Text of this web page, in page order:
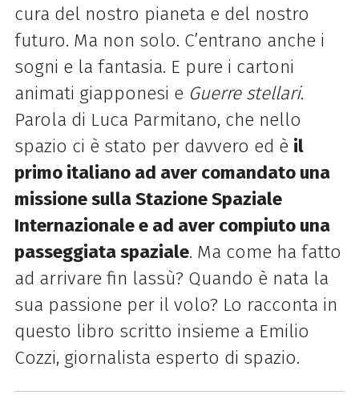
cura del nostro pianeta e del nostro
futuro. Ma non solo. C’entrano anche i
sogni e la fantasia. E pure i cartoni
animati giapponesi e Guerre stellari.
Parola di Luca Parmitano, che nello
spazio ci è stato per davvero ed è il
primo italiano ad aver comandato una
missione sulla Stazione Spaziale
Internazionale e ad aver compiuto una
passeggiata spaziale. Ma come ha fatto
ad arrivare fin lassù? Quando è nata la
sua passione per il volo? Lo racconta in
questo libro scritto insieme a Emilio
Cozzi, giornalista esperto di spazio.